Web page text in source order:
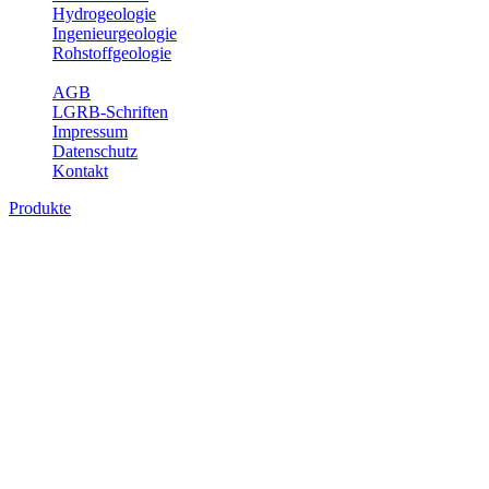
Hydrogeologie
Ingenieurgeologie
Rohstoffgeologie
AGB
LGRB-Schriften
Impressum
Datenschutz
Kontakt
Produkte